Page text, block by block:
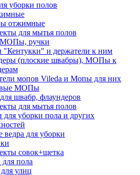
уборки полов
отжимные
для мытья полов
МОПы, ручки
и держатели к ним
(плоские швабры), МОПы к
мопов Vileda и Мопы для них
МОПы
швабр, флаундеров
для мытья полов
для уборки пола и других
ведра для уборки
совок+щетка
пола
улиц